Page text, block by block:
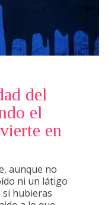
del
el
en
aunque no
ni un látigo
si hubieras